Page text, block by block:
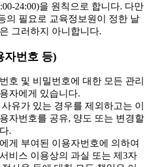
24:00)을 원칙으로 합니다. 다만
의 필요로 교육정보원이 정한 날
그러하지 아니합니다.
자번호 등)
호 및 비밀번호에 대한 모든 관리
자에게 있습니다.
유가 있는 경우를 제외하고는 이
자번호를 공유, 양도 또는 변경할
.
게 부여된 이용자번호에 의하여
비스 이용상의 과실 또는 제3자